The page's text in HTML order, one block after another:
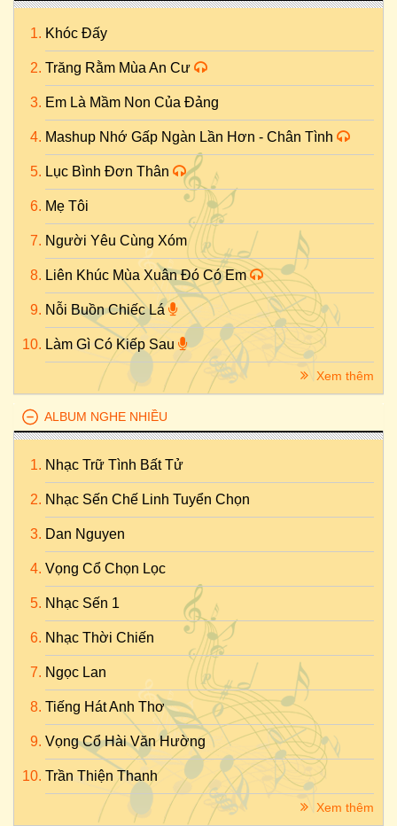
Khóc Đấy
Trăng Rằm Mùa An Cư
Em Là Mầm Non Của Đảng
Mashup Nhớ Gấp Ngàn Lần Hơn - Chân Tình
Lục Bình Đơn Thân
Mẹ Tôi
Người Yêu Cùng Xóm
Liên Khúc Mùa Xuân Đó Có Em
Nỗi Buồn Chiếc Lá
Làm Gì Có Kiếp Sau
Xem thêm
ALBUM NGHE NHIỀU
Nhạc Trữ Tình Bất Tử
Nhạc Sến Chế Linh Tuyển Chọn
Dan Nguyen
Vọng Cổ Chọn Lọc
Nhạc Sến 1
Nhạc Thời Chiến
Ngọc Lan
Tiếng Hát Anh Thơ
Vọng Cổ Hài Văn Hường
Trần Thiện Thanh
Xem thêm